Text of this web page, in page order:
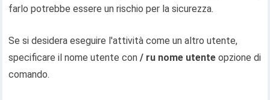
farlo potrebbe essere un rischio per la sicurezza.
Se si desidera eseguire l'attività come un altro utente,
specificare il nome utente con/ ru nome utente opzione di
comando.